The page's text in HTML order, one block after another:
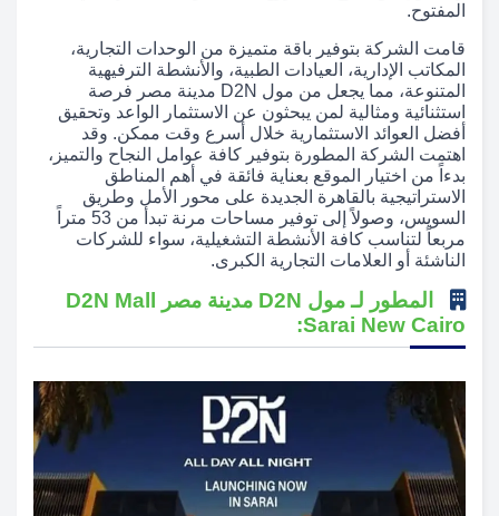
المفتوح.
قامت الشركة بتوفير باقة متميزة من الوحدات التجارية،
المكاتب الإدارية، العيادات الطبية، والأنشطة الترفيهية
المتنوعة، مما يجعل من مول D2N مدينة مصر فرصة
استثنائية ومثالية لمن يبحثون عن الاستثمار الواعد وتحقيق
أفضل العوائد الاستثمارية خلال أسرع وقت ممكن. وقد
اهتمت الشركة المطورة بتوفير كافة عوامل النجاح والتميز،
بدءاً من اختيار الموقع بعناية فائقة في أهم المناطق
الاستراتيجية بالقاهرة الجديدة على محور الأمل وطريق
السويس، وصولاً إلى توفير مساحات مرنة تبدأ من 53 متراً
مربعاً لتناسب كافة الأنشطة التشغيلية، سواء للشركات
الناشئة أو العلامات التجارية الكبرى.
المطور لـ مول D2N مدينة مصر D2N Mall
Sarai New Cairo: